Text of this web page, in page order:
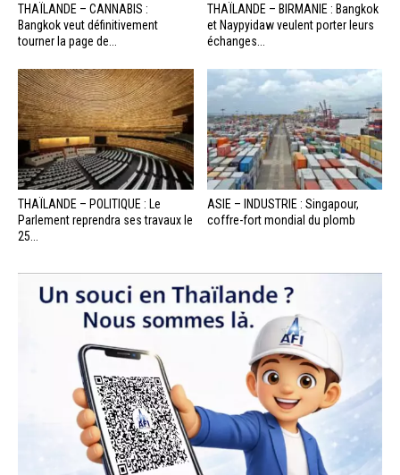
THAÏLANDE – CANNABIS :
Bangkok veut définitivement
tourner la page de...
THAÏLANDE – BIRMANIE : Bangkok
et Naypyidaw veulent porter leurs
échanges...
THAÏLANDE – POLITIQUE : Le
Parlement reprendra ses travaux le
25...
ASIE – INDUSTRIE : Singapour,
coffre-fort mondial du plomb